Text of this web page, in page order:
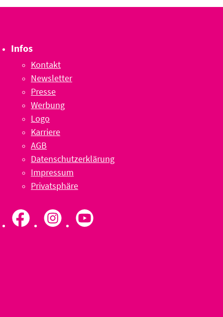
Infos
Kontakt
Newsletter
Presse
Werbung
Logo
Karriere
AGB
Datenschutzerklärung
Impressum
Privatsphäre